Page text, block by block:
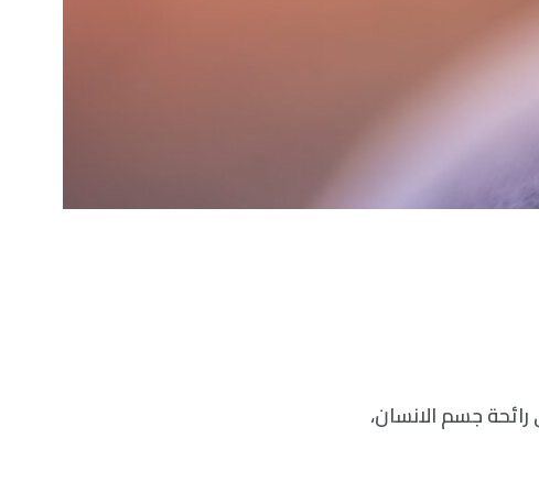
جسم الانسان،